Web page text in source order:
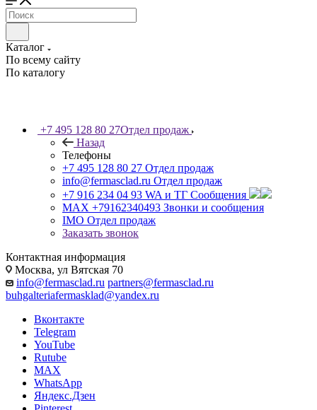
Каталог
По всему сайту
По каталогу
+7 495 128 80 27Отдел продаж
Назад
Телефоны
+7 495 128 80 27 Отдел продаж
info@fermasclad.ru Отдел продаж
+7 916 234 04 93 WA и ТГ Сообщения
MAX +79162340493 Звонки и сообщения
IMO Отдел продаж
Заказать звонок
Контактная информация
Москва, ул Вятская 70
info@fermasclad.ru partners@fermasclad.ru
buhgalteriafermasklad@yandex.ru
Вконтакте
Telegram
YouTube
Rutube
MAX
WhatsApp
Яндекс.Дзен